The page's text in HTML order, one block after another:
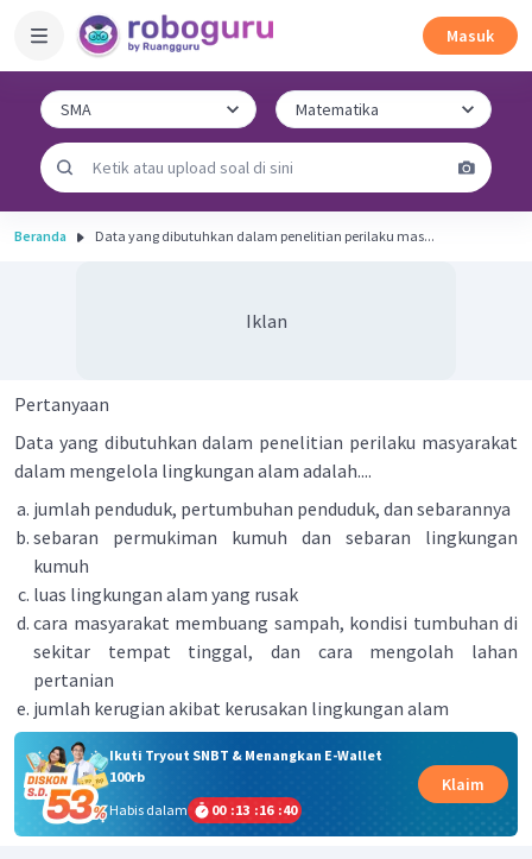
Masuk
Beranda Data yang dibutuhkan dalam penelitian perilaku mas...
Iklan
Pertanyaan
Data yang dibutuhkan dalam penelitian perilaku masyarakat
dalam mengelola lingkungan alam adalah....
jumlah penduduk, pertumbuhan penduduk, dan sebarannya
sebaran permukiman kumuh dan sebaran lingkungan
kumuh
luas lingkungan alam yang rusak
cara masyarakat membuang sampah, kondisi tumbuhan di
sekitar tempat tinggal, dan cara mengolah lahan
pertanian
jumlah kerugian akibat kerusakan lingkungan alam
Ikuti Tryout SNBT & Menangkan E-Wallet
100rb
Habis dalam
00 :13 :16 :39
Klaim